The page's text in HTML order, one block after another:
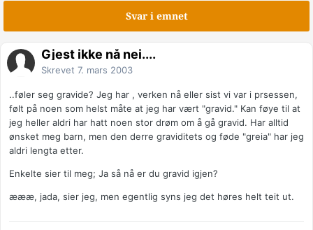
Svar i emnet
Gjest ikke nå nei....
Skrevet 7. mars 2003
..føler seg gravide? Jeg har , verken nå eller sist vi var i prsessen,
følt på noen som helst måte at jeg har vært "gravid." Kan føye til at
jeg heller aldri har hatt noen stor drøm om å gå gravid. Har alltid
ønsket meg barn, men den derre graviditets og føde "greia" har jeg
aldri lengta etter.
Enkelte sier til meg; Ja så nå er du gravid igjen?
æææ, jada, sier jeg, men egentlig syns jeg det høres helt teit ut.